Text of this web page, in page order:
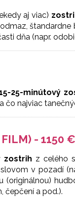
aj viac)
dňa (napr.
25-minútový
čo najviac
- 1150 €
zostrih z celého
v pozadí
(originálnou)
čepčení a pod.).